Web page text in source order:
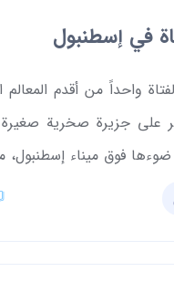
في إسطنبول
واحداً من أقدم
على جزيرة صخرية
فوق ميناء إسطنبول،
ولكن أين يقع برج الفتاة